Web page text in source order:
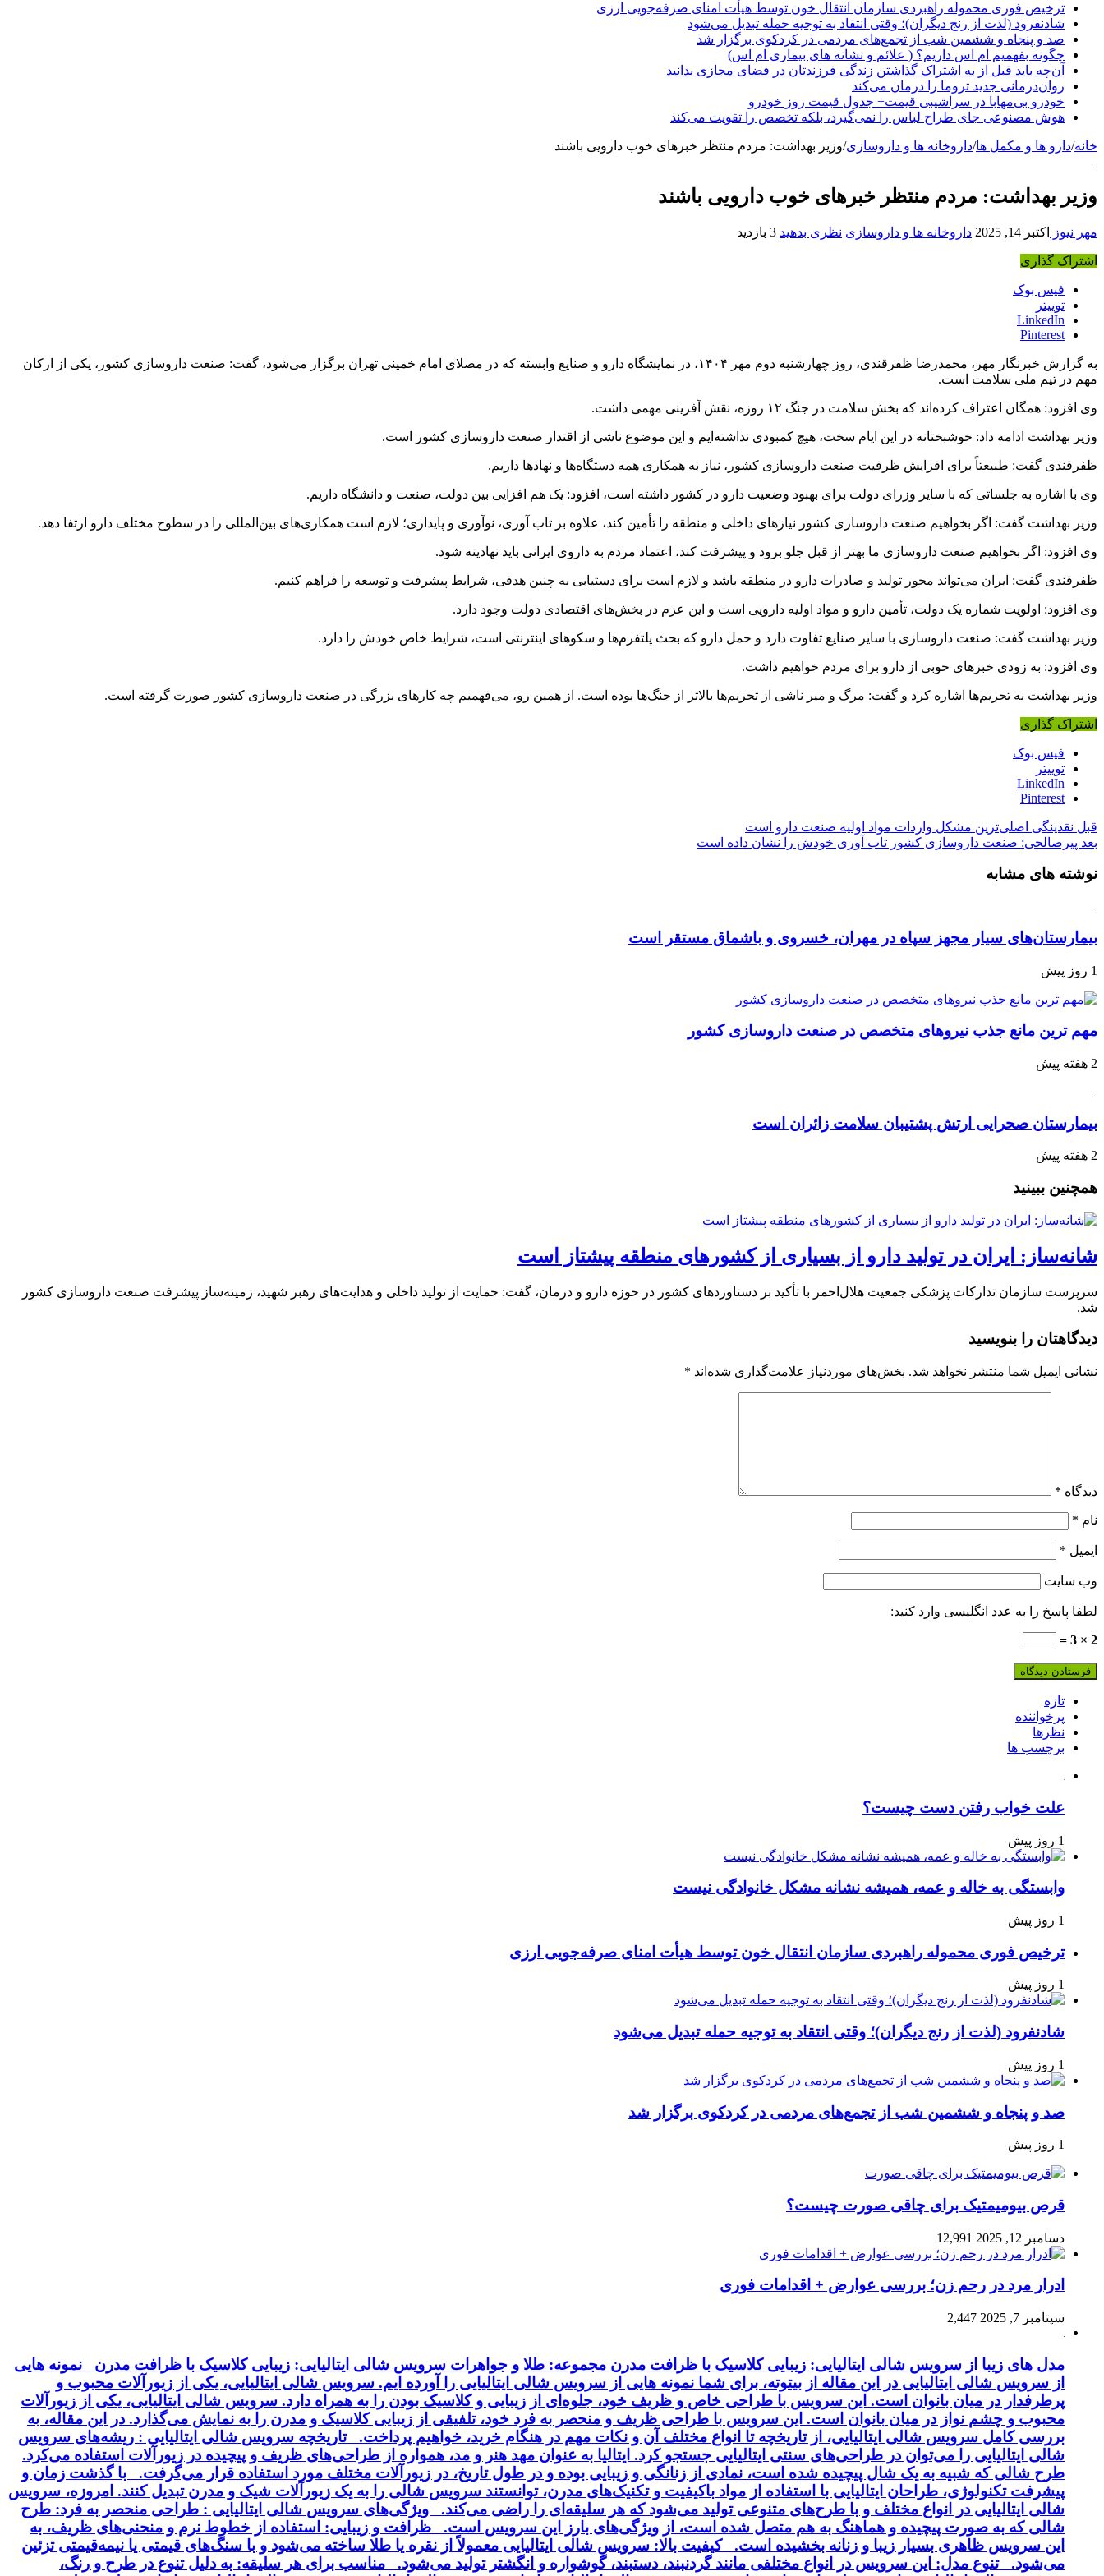
ترخیص فوری محموله راهبردی سازمان انتقال خون توسط هیأت امنای صرفه‌جویی ارزی
شادنفرود (لذت از رنج دیگران)؛ وقتی انتقاد به توجیه حمله تبدیل می‌شود
صد و پنجاه‌ و ششمین شب از تجمع‌های مردمی در کردکوی برگزار شد
چگونه بفهمیم ام اس داریم؟ ( علائم و نشانه های بیماری ام اس)
آن‌چه باید قبل از به اشتراک گذاشتن زندگی فرزندتان در فضای مجازی بدانید
روان‌درمانی جدید تروما را درمان می‌کند
خودرو بی‌مهابا در سراشیبی قیمت+ جدول قیمت روز خودرو
هوش مصنوعی جای طراح لباس را نمی‌گیرد، بلکه تخصص را تقویت می‌کند
خانه/دارو ها و مکمل ها/داروخانه ها و داروسازی/وزیر بهداشت: مردم منتظر خبرهای خوب دارویی باشند
وزیر بهداشت: مردم منتظر خبرهای خوب دارویی باشند
مهر نیوز اکتبر 14, 2025 داروخانه ها و داروسازی نظری بدهید 3 بازدید
اشتراک گذاری
فیس بوک
توییتر
LinkedIn
Pinterest
به گزارش خبرنگار مهر، محمدرضا ظفرقندی، روز چهارشنبه دوم مهر ۱۴۰۴، در نمایشگاه دارو و صنایع وابسته که در مصلای امام خمینی تهران برگزار می‌شود، گفت: صنعت داروسازی کشور، یکی از ارکان
مهم در تیم ملی سلامت است.
وی افزود: همگان اعتراف کرده‌اند که بخش سلامت در جنگ ۱۲ روزه، نقش آفرینی مهمی داشت.
وزیر بهداشت ادامه داد: خوشبختانه در این ایام سخت، هیچ کمبودی نداشته‌ایم و این موضوع ناشی از اقتدار صنعت داروسازی کشور است.
ظفرقندی گفت: طبیعتاً برای افزایش ظرفیت صنعت داروسازی کشور، نیاز به همکاری همه دستگاه‌ها و نهادها داریم.
وی با اشاره به جلساتی که با سایر وزرای دولت برای بهبود وضعیت دارو در کشور داشته است، افزود: یک هم افزایی بین دولت، صنعت و دانشگاه داریم.
وزیر بهداشت گفت: اگر بخواهیم صنعت داروسازی کشور نیازهای داخلی و منطقه را تأمین کند، علاوه بر تاب آوری، نوآوری و پایداری؛ لازم است همکاری‌های بین‌المللی را در سطوح مختلف دارو ارتفا دهد.
وی افزود: اگر بخواهیم صنعت داروسازی ما بهتر از قبل جلو برود و پیشرفت کند، اعتماد مردم به داروی ایرانی باید نهادینه شود.
ظفرقندی گفت: ایران می‌تواند محور تولید و صادرات دارو در منطقه باشد و لازم است برای دستیابی به چنین هدفی، شرایط پیشرفت و توسعه را فراهم کنیم.
وی افزود: اولویت شماره یک دولت، تأمین دارو و مواد اولیه دارویی است و این عزم در بخش‌های اقتصادی دولت وجود دارد.
وزیر بهداشت گفت: صنعت داروسازی با سایر صنایع تفاوت دارد و حمل دارو که بحث پلتفرم‌ها و سکوهای اینترنتی است، شرایط خاص خودش را دارد.
وی افزود: به زودی خبرهای خوبی از دارو برای مردم خواهیم داشت.
وزیر بهداشت به تحریم‌ها اشاره کرد و گفت: مرگ و میر ناشی از تحریم‌ها بالاتر از جنگ‌ها بوده است. از همین رو، می‌فهمیم چه کارهای بزرگی در صنعت داروسازی کشور صورت گرفته است.
اشتراک گذاری
فیس بوک
توییتر
LinkedIn
Pinterest
قبل نقدینگی اصلی‌ترین مشکل واردات مواد اولیه صنعت دارو است
بعد پیرصالحی: صنعت داروسازی کشور تاب آوری خودش را نشان داده است
نوشته های مشابه
بیمارستان‌های سیار مجهز سپاه در مهران، خسروی و باشماق مستقر است
1 روز پیش
مهم ترین مانع جذب نیروهای متخصص در صنعت داروسازی کشور
2 هفته پیش
بیمارستان صحرایی ارتش پشتیبان سلامت زائران است
2 هفته پیش
همچنین ببینید
شانه‌ساز: ایران در تولید دارو از بسیاری از کشورهای منطقه پیشتاز است
سرپرست سازمان تدارکات پزشکی جمعیت هلال‌احمر با تأکید بر دستاوردهای کشور در حوزه دارو و درمان، گفت: حمایت از تولید داخلی و هدایت‌های رهبر شهید، زمینه‌ساز پیشرفت صنعت داروسازی کشور
شد.
دیدگاهتان را بنویسید
نشانی ایمیل شما منتشر نخواهد شد. بخش‌های موردنیاز علامت‌گذاری شده‌اند *
دیدگاه *
نام *
ایمیل *
وب‌ سایت
لطفا پاسخ را به عدد انگلیسی وارد کنید:
2 × 3 =
تازه
پرخواننده
نظرها
برچسب ها
علت خواب رفتن دست چیست؟
1 روز پیش
وابستگی به خاله و عمه، همیشه نشانه مشکل خانوادگی نیست
1 روز پیش
ترخیص فوری محموله راهبردی سازمان انتقال خون توسط هیأت امنای صرفه‌جویی ارزی
1 روز پیش
شادنفرود (لذت از رنج دیگران)؛ وقتی انتقاد به توجیه حمله تبدیل می‌شود
1 روز پیش
صد و پنجاه‌ و ششمین شب از تجمع‌های مردمی در کردکوی برگزار شد
1 روز پیش
قرص بیومیمتیک برای چاقی صورت چیست؟
دسامبر 12, 2025 12,991
ادرار مرد در رحم زن؛ بررسی عوارض + اقدامات فوری
سپتامبر 7, 2025 2,447
مدل های زیبا از سرویس شالی ایتالیایی: زیبایی کلاسیک با ظرافت مدرن مجموعه: طلا و جواهرات سرویس شالی ایتالیایی: زیبایی کلاسیک با ظرافت مدرن نمونه هایی
از سرویس شالی ایتالیایی در این مقاله از بیتوته، برای شما نمونه هایی از سرویس شالی ایتالیایی را آورده ایم. سرویس شالی ایتالیایی، یکی از زیورآلات محبوب و
پرطرفدار در میان بانوان است. این سرویس با طراحی خاص و ظریف خود، جلوه‌ای از زیبایی و کلاسیک بودن را به همراه دارد. سرویس شالی ایتالیایی، یکی از زیورآلات
محبوب و چشم نواز در میان بانوان است. این سرویس با طراحی ظریف و منحصر به فرد خود، تلفیقی از زیبایی کلاسیک و مدرن را به نمایش می‌گذارد. در این مقاله، به
بررسی کامل سرویس شالی ایتالیایی، از تاریخچه تا انواع مختلف آن و نکات مهم در هنگام خرید، خواهیم پرداخت. تاریخچه سرویس شالی ایتالیایی : ریشه‌های سرویس
شالی ایتالیایی را می‌توان در طراحی‌های سنتی ایتالیایی جستجو کرد. ایتالیا به عنوان مهد هنر و مد، همواره از طراحی‌های ظریف و پیچیده در زیورآلات استفاده می‌کرد.
طرح شالی که شبیه به یک شال پیچیده شده است، نمادی از زنانگی و زیبایی بوده و در طول تاریخ، در زیورآلات مختلف مورد استفاده قرار می‌گرفت. با گذشت زمان و
پیشرفت تکنولوژی، طراحان ایتالیایی با استفاده از مواد باکیفیت و تکنیک‌های مدرن، توانستند سرویس شالی را به یک زیورآلات شیک و مدرن تبدیل کنند. امروزه، سرویس
شالی ایتالیایی در انواع مختلف و با طرح‌های متنوعی تولید می‌شود که هر سلیقه‌ای را راضی می‌کند. ویژگی‌های سرویس شالی ایتالیایی : طراحی منحصر به فرد: طرح
شالی که به صورت پیچیده و هماهنگ به هم متصل شده است، از ویژگی‌های بارز این سرویس است. ظرافت و زیبایی: استفاده از خطوط نرم و منحنی‌های ظریف، به
این سرویس ظاهری بسیار زیبا و زنانه بخشیده است. کیفیت بالا: سرویس شالی ایتالیایی معمولاً از نقره یا طلا ساخته می‌شود و با سنگ‌های قیمتی یا نیمه‌قیمتی تزئین
می‌شود. تنوع مدل: این سرویس در انواع مختلفی مانند گردنبند، دستبند، گوشواره و انگشتر تولید می‌شود. مناسب برای هر سلیقه: به دلیل تنوع در طرح و رنگ،